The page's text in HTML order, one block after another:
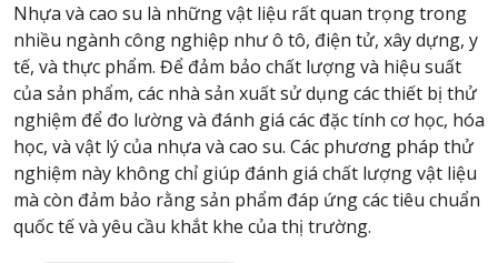
Nhựa và cao su là những vật liệu rất quan trọng trong
nhiều ngành công nghiệp như ô tô, điện tử, xây dựng, y
tế, và thực phẩm. Để đảm bảo chất lượng và hiệu suất
của sản phẩm, các nhà sản xuất sử dụng các thiết bị thử
nghiệm để đo lường và đánh giá các đặc tính cơ học, hóa
học, và vật lý của nhựa và cao su. Các phương pháp thử
nghiệm này không chỉ giúp đánh giá chất lượng vật liệu
mà còn đảm bảo rằng sản phẩm đáp ứng các tiêu chuẩn
quốc tế và yêu cầu khắt khe của thị trường.